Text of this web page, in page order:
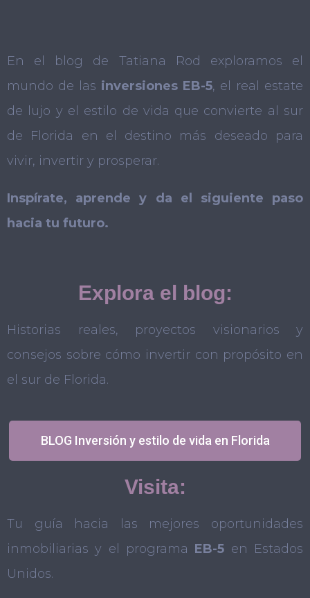
En el blog de Tatiana Rod exploramos el
mundo de las inversiones EB-5, el real estate
de lujo y el estilo de vida que convierte al sur
de Florida en el destino más deseado para
vivir, invertir y prosperar.
Inspírate, aprende y da el siguiente paso
hacia tu futuro.
Explora el blog:
Historias reales, proyectos visionarios y
consejos sobre cómo invertir con propósito en
el sur de Florida.
BLOG Inversión y estilo de vida en Florida
Visita:
Tu guía hacia las mejores oportunidades
inmobiliarias y el programa EB-5 en Estados
Unidos.